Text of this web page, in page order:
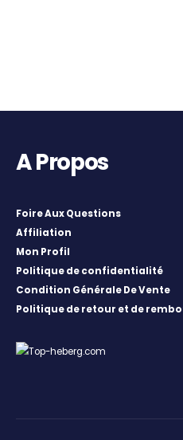
A Propos
Foire Aux Questions
Affiliation
Mon Profil
Politique de confidentialité
Condition Générale De Vente
Politique de retour et de